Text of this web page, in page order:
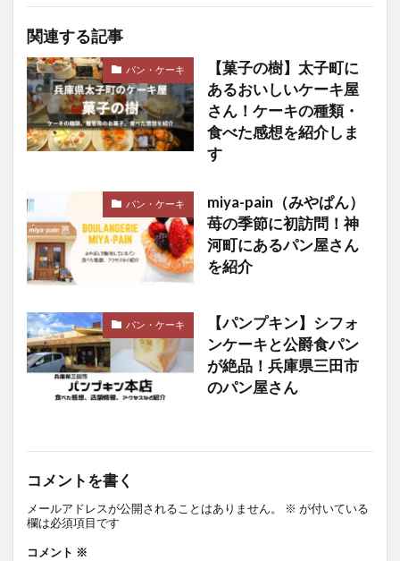
関連する記事
パン・ケーキ
【菓子の樹】太子町に
あるおいしいケーキ屋
さん！ケーキの種類・
食べた感想を紹介しま
す
パン・ケーキ
miya-pain（みやぱん）
苺の季節に初訪問！神
河町にあるパン屋さん
を紹介
パン・ケーキ
【パンプキン】シフォ
ンケーキと公爵食パン
が絶品！兵庫県三田市
のパン屋さん
コメントを書く
メールアドレスが公開されることはありません。 ※ が付いている
欄は必須項目です
コメント ※